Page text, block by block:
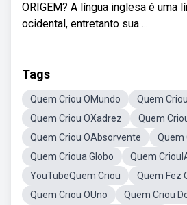
ORIGEM? A língua inglesa é uma
ocidental, entretanto sua ...
Tags
Quem Criou OMundo
Quem
Quem Criou OXadrez
Quem
Quem Criou OAbsorvente
Quem
Quem Crioua Globo
Quem
YouTubeQuem Criou
Quem Fez
Quem Criou OUno
Quem Criou